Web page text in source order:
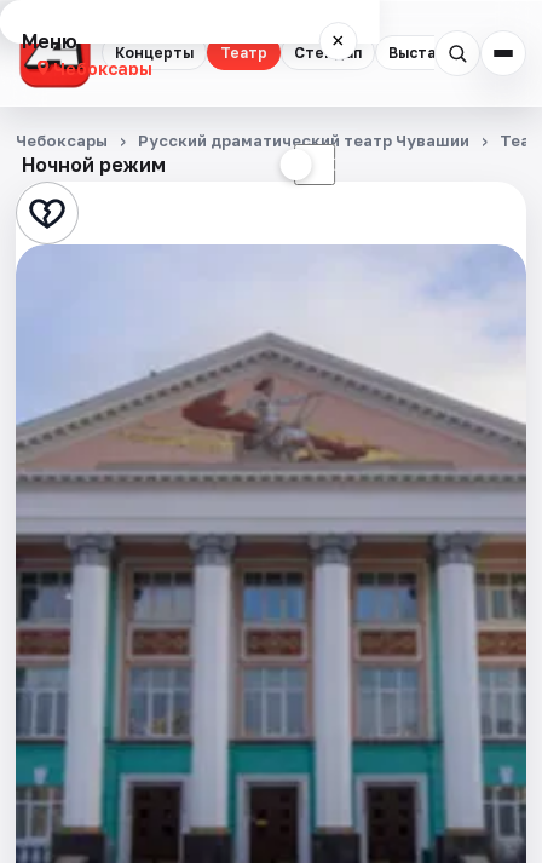
Концерты Театр Стендап Выставки
Меню ×
Чебоксары
Концерты
Театр
Стендап
События
Города
Площадки
Артисты
Рейтинги
Ночной режим ☾
Чебоксары Русский драматический театр Чувашии